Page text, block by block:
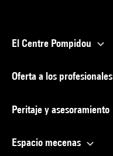
El Centre Pompidou
Oferta a los profesionales
Peritaje y asesoramiento
Espacio mecenas